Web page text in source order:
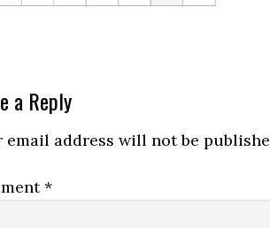
a Reply
email address will not be
*